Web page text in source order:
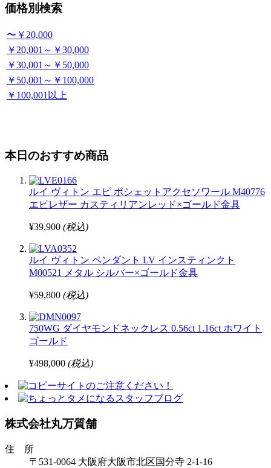
価格別検索
〜￥20,000
￥20,001～￥30,000
￥30,001～￥50,000
￥50,001～￥100,000
￥100,001以上
本日のおすすめ商品
ルイ ヴィトン エピ ポシェットアクセソワール M40776
エピレザー カスティリアンレッド×ゴールド金具
¥39,900 (税込)
ルイ ヴィトン ペンダント LV インスティンクト
M00521 メタル シルバー×ゴールド金具
¥59,800 (税込)
750WG ダイヤモンドネックレス 0.56ct 1.16ct ホワイト
ゴールド
¥498,000 (税込)
株式会社丸万質舗
住 所
〒531-0064 大阪府大阪市北区国分寺 2-1-16